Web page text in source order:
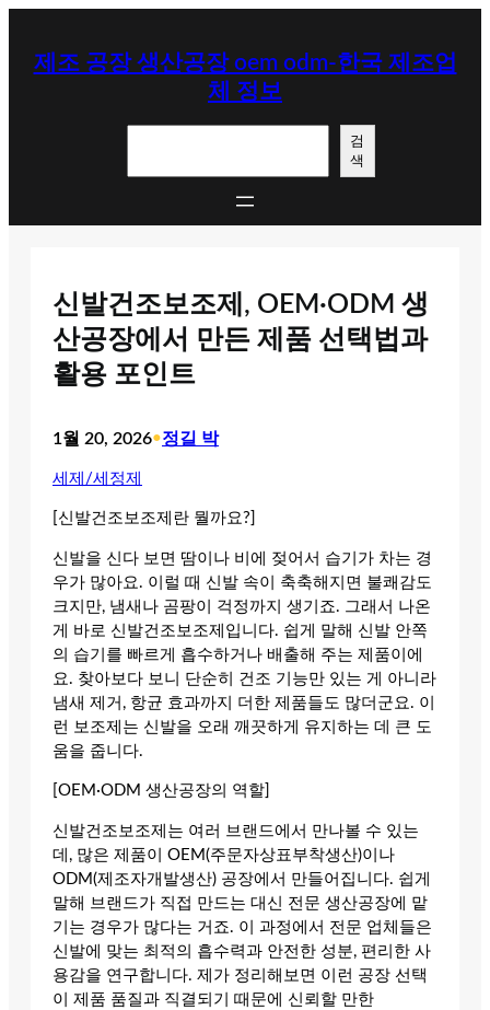
제조 공장 생산공장 oem odm-한국 제조업
체 정보
검
색
신발건조보조제, OEM·ODM 생
산공장에서 만든 제품 선택법과
활용 포인트
1월 20, 2026•정길 박
세제/세정제
[신발건조보조제란 뭘까요?]
신발을 신다 보면 땀이나 비에 젖어서 습기가 차는 경
우가 많아요. 이럴 때 신발 속이 축축해지면 불쾌감도
크지만, 냄새나 곰팡이 걱정까지 생기죠. 그래서 나온
게 바로 신발건조보조제입니다. 쉽게 말해 신발 안쪽
의 습기를 빠르게 흡수하거나 배출해 주는 제품이에
요. 찾아보다 보니 단순히 건조 기능만 있는 게 아니라
냄새 제거, 항균 효과까지 더한 제품들도 많더군요. 이
런 보조제는 신발을 오래 깨끗하게 유지하는 데 큰 도
움을 줍니다.
[OEM·ODM 생산공장의 역할]
신발건조보조제는 여러 브랜드에서 만나볼 수 있는
데, 많은 제품이 OEM(주문자상표부착생산)이나
ODM(제조자개발생산) 공장에서 만들어집니다. 쉽게
말해 브랜드가 직접 만드는 대신 전문 생산공장에 맡
기는 경우가 많다는 거죠. 이 과정에서 전문 업체들은
신발에 맞는 최적의 흡수력과 안전한 성분, 편리한 사
용감을 연구합니다. 제가 정리해보면 이런 공장 선택
이 제품 품질과 직결되기 때문에 신뢰할 만한